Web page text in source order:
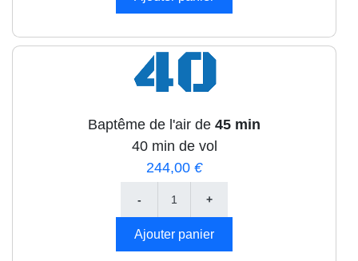
Baptême de l'air de 45 min
40 min de vol
244,00 €